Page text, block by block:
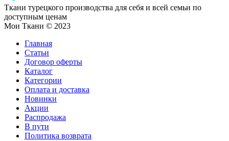
Ткани турецкого производства для себя и всей семьи по
доступным ценам
Мои Ткани © 2023
Главная
Статьи
Договор оферты
Каталог
Категории
Оплата и доставка
Новинки
Акции
Распродажа
В пути
Политика возврата